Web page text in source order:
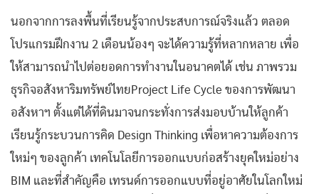
นอกจากการลงพื้นที่เรียนรู้จากประสบการณ์จริงแล้ว ตลอด
โปรแกรมฝึกงาน 2 เดือนน้องๆ จะได้ความรู้ที่หลากหลาย เพื่อ
ให้สามารถนำไปต่อยอดการทำงานในอนาคตได้ เช่น ภาพรวม
ธุรกิจอสังหาริมทรัพย์ไทยProject Life Cycle ของการพัฒนา
อสังหาฯ ตั้งแต่ได้ที่ดินมาจนกระทั่งการส่งมอบบ้านให้ลูกค้า
เรียนรู้กระบวนการคิด Design Thinking เพื่อหาความต้องการ
ใหม่ๆ ของลูกค้า เทคโนโลยีการออกแบบก่อสร้างยุคใหม่อย่าง
BIM และที่สำคัญคือ เทรนด์การออกแบบที่อยู่อาศัยในโลกใหม่